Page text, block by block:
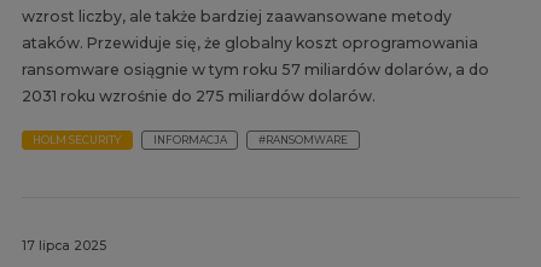
wzrost liczby, ale także bardziej zaawansowane metody
ataków. Przewiduje się, że globalny koszt oprogramowania
ransomware osiągnie w tym roku 57 miliardów dolarów, a do
2031 roku wzrośnie do 275 miliardów dolarów.
HOLM SECURITY INFORMACJA #RANSOMWARE
17 lipca 2025